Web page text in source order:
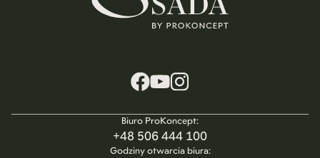
Biuro ProKoncept:
+48 506 444 100
Godziny otwarcia biura: